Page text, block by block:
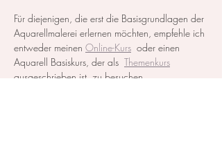
Für diejenigen, die erst die Basisgrundlagen der
Aquarellmalerei erlernen möchten, empfehle ich
entweder meinen Online-Kurs oder einen
Aquarell Basiskurs, der als Themenkurs
ausgeschrieben ist, zu besuchen.